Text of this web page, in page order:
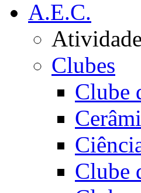
A.E.C.
Clubes
Clube
Clube